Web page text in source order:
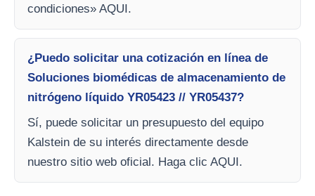
condiciones» AQUI.
¿Puedo solicitar una cotización en línea de
Soluciones biomédicas de almacenamiento de
nitrógeno líquido YR05423 // YR05437?
Sí, puede solicitar un presupuesto del equipo
Kalstein de su interés directamente desde
nuestro sitio web oficial. Haga clic AQUI.